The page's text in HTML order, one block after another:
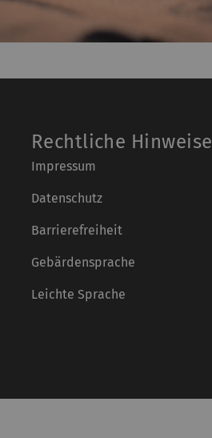
Rechtliche Hinweise
Impressum
Datenschutz
Barrierefreiheit
Gebärdensprache
Leichte Sprache